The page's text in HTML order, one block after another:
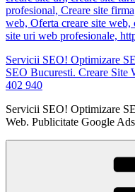
Servicii SEO! Optimizare
SEO Bucuresti. Creare Site
402 940
Servicii SEO! Optimizare
Web. Publicitate Google